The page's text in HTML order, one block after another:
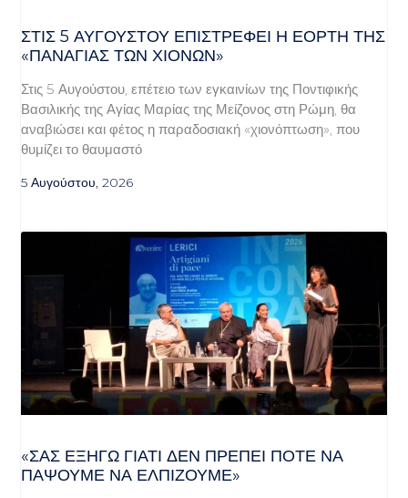
ΣΤΙΣ 5 ΑΥΓΟΎΣΤΟΥ ΕΠΙΣΤΡΈΦΕΙ Η ΕΟΡΤΉ ΤΗΣ
«ΠΑΝΑΓΊΑΣ ΤΩΝ ΧΙΌΝΩΝ»
Στις 5 Αυγούστου, επέτειο των εγκαινίων της Ποντιφικής
Βασιλικής της Αγίας Μαρίας της Μείζονος στη Ρώμη, θα
αναβιώσει και φέτος η παραδοσιακή «χιονόπτωση», που
θυμίζει το θαυμαστό
5 Αυγούστου, 2026
«ΣΑΣ ΕΞΗΓΏ ΓΙΑΤΊ ΔΕΝ ΠΡΈΠΕΙ ΠΟΤΈ ΝΑ
ΠΆΨΟΥΜΕ ΝΑ ΕΛΠΊΖΟΥΜΕ»